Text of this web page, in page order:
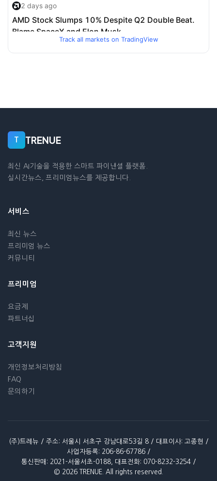
Track all markets on TradingView
T TRENUE
최신 AI기술을 적용한 스마트 파이낸셜 플랫폼.
실시간뉴스, 프리미엄뉴스를 제공합니다.
서비스
최신 뉴스
프리미엄 뉴스
커뮤니티
프리미엄
요금제
파트너십
고객지원
개인정보처리방침
FAQ
문의하기
(주)트레뉴 / 주소: 서울시 서초구 강남대로53길 8 / 대표이사: 고종현 /
사업자등록: 206-86-67786 /
통신판매: 2021-서울서초-0188, 대표전화: 070-8232-3254 /
© 2026 TRENUE. All rights reserved.